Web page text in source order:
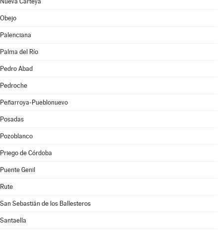
Obejo
Palenciana
Palma del Río
Pedro Abad
Pedroche
Peñarroya-Pueblonuevo
Posadas
Pozoblanco
Priego de Córdoba
Puente Genil
Rute
San Sebastián de los Ballesteros
Santaella